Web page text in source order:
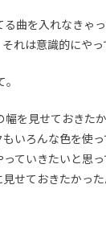
る曲を入れなきゃ
れは意識的にやっ
幅を見せておきた
いろんな色を使
ていきたいと思
せておきたかった